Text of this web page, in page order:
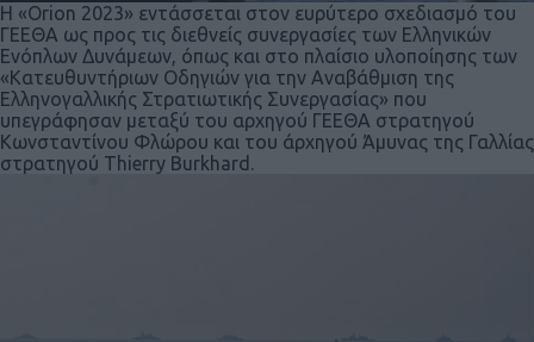
Η «Orion 2023» εντάσσεται στον ευρύτερο σχεδιασμό του
ΓΕΕΘΑ ως προς τις διεθνείς συνεργασίες των Ελληνικών
Ενόπλων Δυνάμεων, όπως και στο πλαίσιο υλοποίησης των
«Κατευθυντήριων Οδηγιών για την Αναβάθμιση της
Ελληνογαλλικής Στρατιωτικής Συνεργασίας» που
υπεγράφησαν μεταξύ του αρχηγού ΓΕΕΘΑ στρατηγού
Κωνσταντίνου Φλώρου και του άρχηγού Άμυνας της Γαλλίας
στρατηγού Thierry Burkhard.